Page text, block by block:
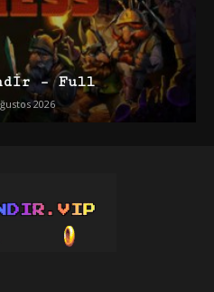
– Full
2026